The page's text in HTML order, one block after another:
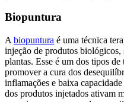
Biopuntura
A biopuntura é uma técnica
injeção de produtos biológicos,
plantas. Esse é um dos tipos
promover a cura dos
inflamações e baixa
dos produtos injetados ativam